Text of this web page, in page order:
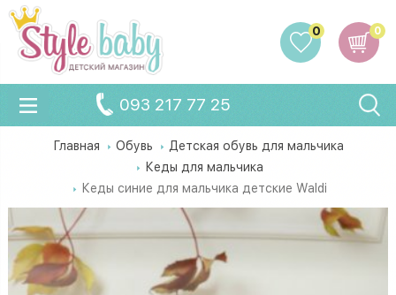
0
0
093 217 77 25
Главная Обувь
Детская обувь для мальчика
Кеды для мальчика
Кеды синие для мальчика детские Waldi